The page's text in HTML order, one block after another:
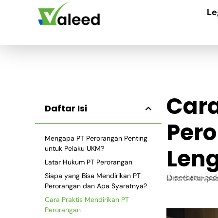
Daftar Isi
Mengapa PT Perorangan Penting
untuk Pelaku UKM?
Latar Hukum PT Perorangan
Siapa yang Bisa Mendirikan PT
Perorangan dan Apa Syaratnya?
Cara Praktis Mendirikan PT
Perorangan
Diterbitkan
Diperbarui